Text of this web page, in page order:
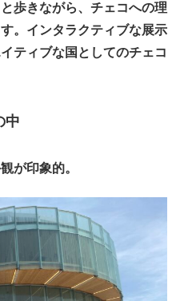
歩きながら、チェコへの理
。インタラクティブな展示
ティブな国としてのチェコ
中
が印象的。